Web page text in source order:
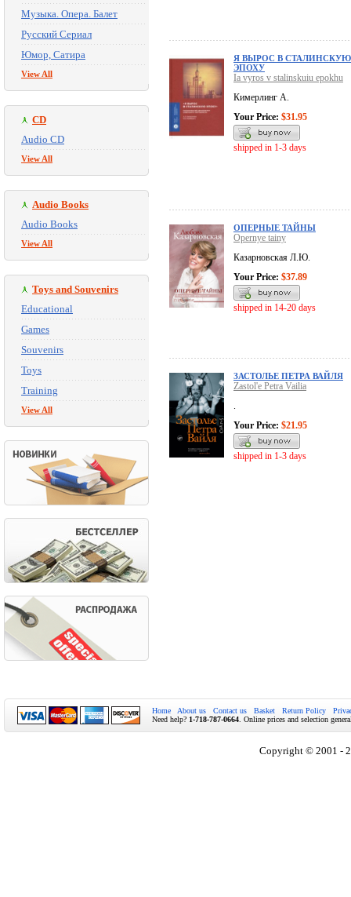
Музыка. Опера. Балет
Русский Сериал
Юмор, Сатира
View All
CD
Audio CD
View All
Audio Books
Audio Books
View All
Toys and Souvenirs
Educational
Games
Souvenirs
Toys
Training
View All
Я ВЫРОС В СТАЛИНСКУЮ
ЭПОХУ
Ia vyros v stalinskuiu epokhu
Кимерлинг А.
Your Price: $31.95
shipped in 1-3 days
ОПЕРНЫЕ ТАЙНЫ
Opernye tainy
Казарновская Л.Ю.
Your Price: $37.89
shipped in 14-20 days
ЗАСТОЛЬЕ ПЕТРА ВАЙЛЯ
Zastol'e Petra Vailia
.
Your Price: $21.95
shipped in 1-3 days
Home About us Contact us Basket Return Policy
Need help? 1-718-787-0664 . Online prices and selection
Copyright © 2001 -